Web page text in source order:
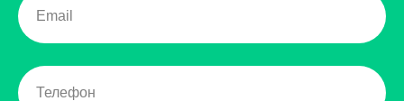
Миграция ИТ-сервисов на
новое оборудование